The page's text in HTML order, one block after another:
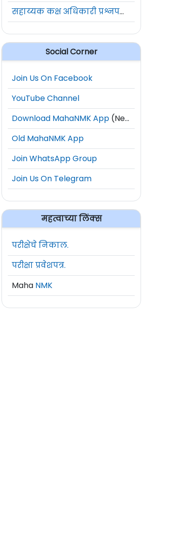
सहाय्यक कक्ष अधिकारी प्रश्नपत्रिका संच
Social Corner
Join Us On Facebook
YouTube Channel
Download MahaNMK App (New)
Old MahaNMK App
Join WhatsApp Group
Join Us On Telegram
महत्वाच्या लिंक्स
परीक्षेचे निकाल.
परीक्षा प्रवेशपत्र.
Maha NMK